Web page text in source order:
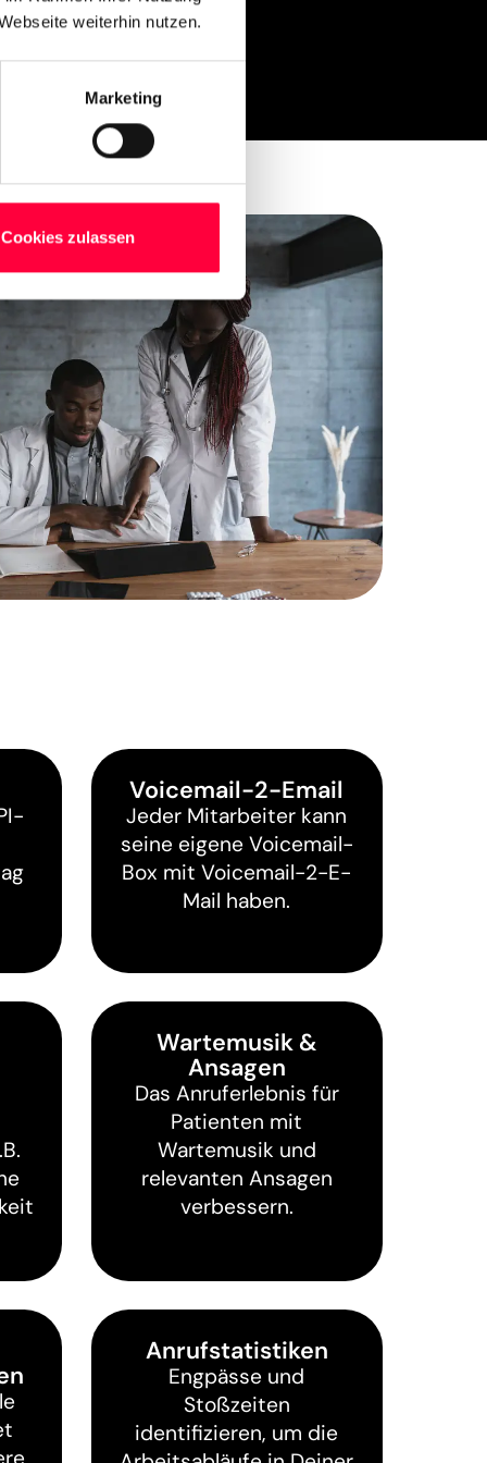
weiterhin nutzen.
Marketing
Cookies zulassen
Voicemail-2-Email
Jeder Mitarbeiter kann
seine eigene Voicemail-
Box mit Voicemail-2-E-
Mail haben.
Wartemusik &
Ansagen
Das Anruferlebnis für
Patienten mit
Wartemusik und
relevanten Ansagen
verbessern.
Anrufstatistiken
Engpässe und
Stoßzeiten
identifizieren, um die